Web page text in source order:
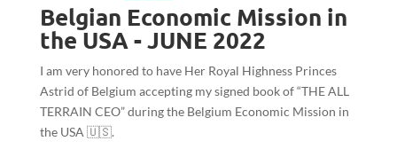
Belgian Economic Mission in
the USA - JUNE 2022
I am very honored to have Her Royal Highness Princes
Astrid of Belgium accepting my signed book of “THE ALL
TERRAIN CEO” during the Belgium Economic Mission in
the USA 🇺🇸.